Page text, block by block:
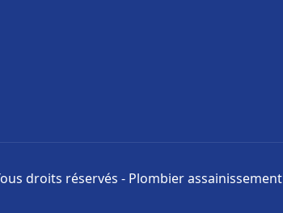
droits réservés - Plombier assainissement